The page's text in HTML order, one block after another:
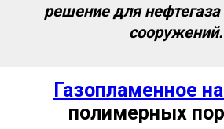
решение для
сооружений.
Газопламенное
полимерных